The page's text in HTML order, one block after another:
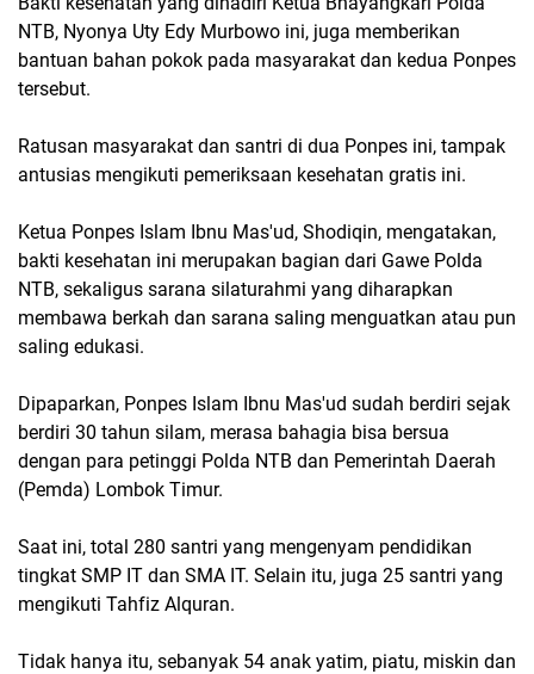
NTB, Nyonya Uty Edy Murbowo ini, juga memberikan
bantuan bahan pokok pada masyarakat dan kedua Ponpes
tersebut.
Ratusan masyarakat dan santri di dua Ponpes ini, tampak
antusias mengikuti pemeriksaan kesehatan gratis ini.
Ketua Ponpes Islam Ibnu Mas'ud, Shodiqin, mengatakan,
bakti kesehatan ini merupakan bagian dari Gawe Polda
NTB, sekaligus sarana silaturahmi yang diharapkan
membawa berkah dan sarana saling menguatkan atau pun
saling edukasi.
Dipaparkan, Ponpes Islam Ibnu Mas'ud sudah berdiri sejak
berdiri 30 tahun silam, merasa bahagia bisa bersua
dengan para petinggi Polda NTB dan Pemerintah Daerah
(Pemda) Lombok Timur.
Saat ini, total 280 santri yang mengenyam pendidikan
tingkat SMP IT dan SMA IT. Selain itu, juga 25 santri yang
mengikuti Tahfiz Alquran.
Tidak hanya itu, sebanyak 54 anak yatim, piatu, miskin dan